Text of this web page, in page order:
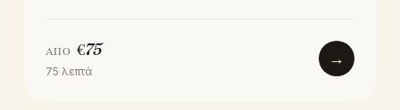
ΑΠΌ €75
75 λεπτά
→